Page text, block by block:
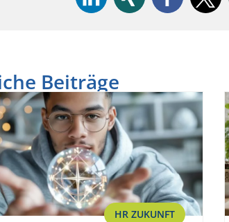
Beiträge
HR ZUKUNFT